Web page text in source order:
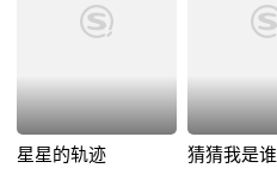
星星的轨迹 猜猜我是谁